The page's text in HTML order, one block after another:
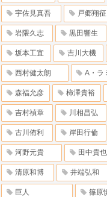
宇佐見真吾 戸郷翔征
岩隈久志 黒田響生
坂本工宜 吉川大機
西村健太朗 A・ラ
森福允彦 柿澤貴裕
吉村禎章 川相昌弘
古川侑利 岸田行倫
河野元貴 田中貴也
清原和博 井端弘和
巨人 篠原